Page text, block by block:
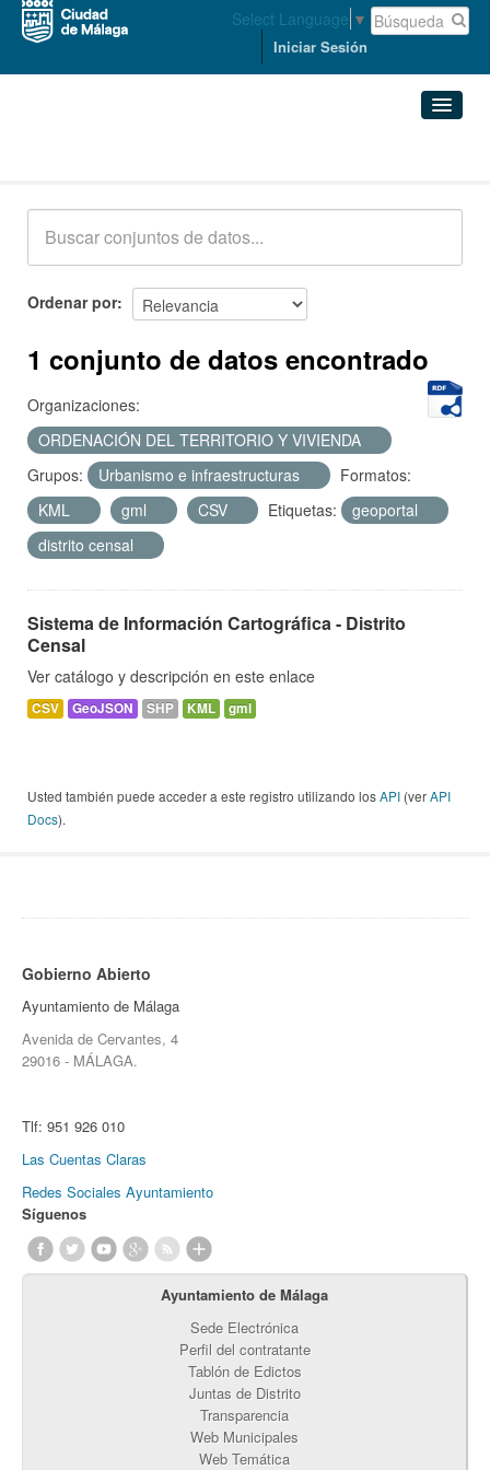
Select Language ▼
Iniciar Sesión
Acerca de
Ordenar por
1 conjunto de datos encontrado
Organizaciones:
ORDENACIÓN DEL TERRITORIO Y VIVIENDA
Grupos:
Urbanismo e infraestructuras
Formatos:
KML
gml CSV Etiquetas:
geoportal
distrito censal
Sistema de Información Cartográfica - Distrito
Censal
Ver catálogo y descripción en este enlace
CSV GeoJSON SHP KML gml
Usted también puede acceder a este registro utilizando losAPI (verAPI
Docs).
Gobierno Abierto
Ayuntamiento de Málaga
Avenida de Cervantes, 4
29016 - MÁLAGA.
Tlf: 951 926 010
Las Cuentas Claras
Redes Sociales Ayuntamiento
Síguenos
Ayuntamiento de Málaga
Sede Electrónica
Perfil del contratante
Tablón de Edictos
Juntas de Distrito
Transparencia
Web Municipales
Web Temática